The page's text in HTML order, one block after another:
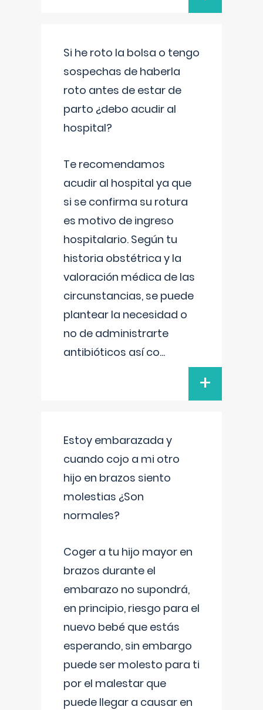
Si he roto la bolsa o tengo
sospechas de haberla
roto antes de estar de
parto ¿debo acudir al
hospital?
Te recomendamos
acudir al hospital ya que
si se confirma su rotura
es motivo de ingreso
hospitalario. Según tu
historia obstétrica y la
valoración médica de las
circunstancias, se puede
plantear la necesidad o
no de administrarte
antibióticos así co...
+
Estoy embarazada y
cuando cojo a mi otro
hijo en brazos siento
molestias ¿Son
normales?
Coger a tu hijo mayor en
brazos durante el
embarazo no supondrá,
en principio, riesgo para el
nuevo bebé que estás
esperando, sin embargo
puede ser molesto para ti
por el malestar que
puede llegar a causar en